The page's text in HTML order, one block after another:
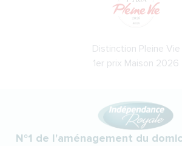
Distinction Pleine Vie
1er prix Maison 2026
N°1 de l'aménagement du